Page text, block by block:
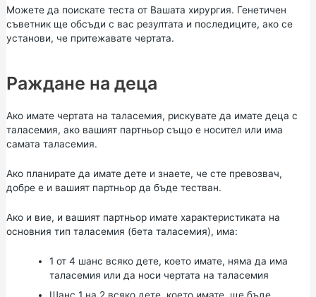
Можете да поискате теста от Вашата хирургия. Генетичен
съветникще обсъди с вас резултата и последиците, ако се
установи, че притежавате чертата.
Раждане на деца
Ако имате чертата на таласемия, рискувате да имате деца с
таласемия, ако вашият партньор също е носител или има
самата таласемия.
Ако планирате да имате дете и знаете, че сте превозвач,
добре е и вашият партньор да бъде тестван.
Ако и вие, и вашият партньор имате характеристиката на
основния тип таласемия (бета таласемия), има:
1 от 4 шанс всяко дете, което имате, няма да има
таласемия или да носи чертата на таласемия